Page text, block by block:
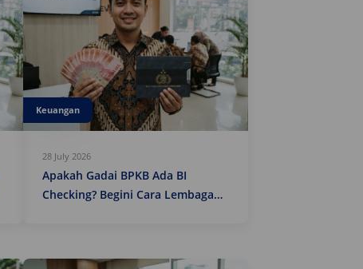
Keuangan
28 July 2026
Apakah Gadai BPKB Ada BI
Checking? Begini Cara Lembaga